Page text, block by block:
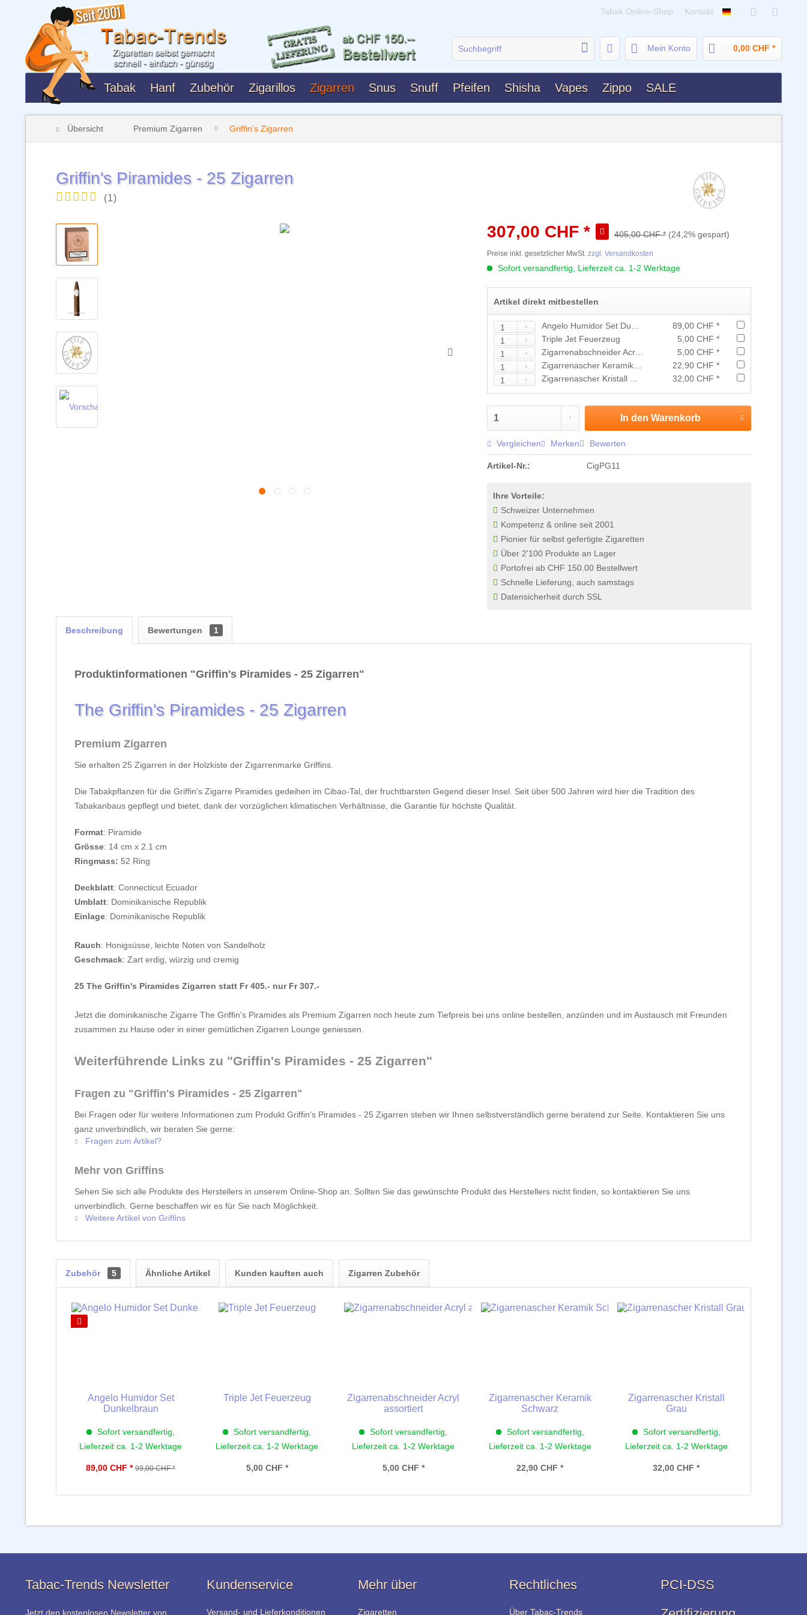
Tabak Online-Shop Kontakt Deutsch
Mein Konto 0,00 CHF *
Tabak Hanf Zubehör Zigarillos Zigarren Snus Snuff Pfeifen Shisha Vapes Zippo SALE
Übersicht Premium Zigarren Griffin's Zigarren
Griffin's Piramides - 25 Zigarren
(1)
307,00 CHF * 405,00 CHF * (24,2% gespart)
Preise inkl. gesetzlicher MwSt. zzgl. Versandkosten
Sofort versandfertig, Lieferzeit ca. 1-2 Werktage
Artikel direkt mitbestellen
89,00 CHF *
Triple Jet Feuerzeug
5,00 CHF *
Zigarrenabschneider Acryl assortiert
5,00 CHF *
Zigarrenascher Keramik Schwarz
22,90 CHF *
32,00 CHF *
In den Warenkorb
Vergleichen Merken Bewerten
Artikel-Nr.: CigPG11
Ihre Vorteile:
Schweizer Unternehmen
Kompetenz & online seit 2001
Pionier für selbst gefertigte Zigaretten
Über 2'100 Produkte an Lager
Portofrei ab CHF 150.00 Bestellwert
Schnelle Lieferung, auch samstags
Datensicherheit durch SSL
Beschreibung Bewertungen 1
Produktinformationen "Griffin's Piramides - 25 Zigarren"
The Griffin's Piramides - 25 Zigarren
Premium Zigarren
Sie erhalten 25 Zigarren in der Holzkiste der Zigarrenmarke Griffins.
Die Tabakpflanzen für die Griffin's Zigarre Piramides gedeihen im Cibao-Tal, der fruchtbarsten Gegend dieser Insel. Seit über 500 Jahren wird hier die Tradition des
Tabakanbaus gepflegt und bietet, dank der vorzüglichen klimatischen Verhältnisse, die Garantie für höchste Qualität.
Format: Piramide
Grösse: 14 cm x 2.1 cm
Ringmass: 52 Ring
Deckblatt: Connecticut Ecuador
Umblatt: Dominikanische Republik
Einlage: Dominikanische Republik
Rauch: Honigsüsse, leichte Noten von Sandelholz
Geschmack: Zart erdig, würzig und cremig
25 The Griffin's Piramides Zigarren statt Fr 405.- nur Fr 307.-
Jetzt die dominikanische Zigarre The Griffin's Piramides als Premium Zigarren noch heute zum Tiefpreis bei uns online bestellen, anzünden und im Austausch mit Freunden
zusammen zu Hause oder in einer gemütlichen Zigarren Lounge geniessen.
Weiterführende Links zu "Griffin's Piramides - 25 Zigarren"
Fragen zu "Griffin's Piramides - 25 Zigarren"
Bei Fragen oder für weitere Informationen zum Produkt Griffin's Piramides - 25 Zigarren stehen wir Ihnen selbstverständlich gerne beratend zur Seite. Kontaktieren Sie uns
ganz unverbindlich, wir beraten Sie gerne:
Fragen zum Artikel?
Mehr von Griffins
Sehen Sie sich alle Produkte des Herstellers in unserem Online-Shop an. Sollten Sie das gewünschte Produkt des Herstellers nicht finden, so kontaktieren Sie uns
unverbindlich. Gerne beschaffen wir es für Sie nach Möglichkeit.
Weitere Artikel von Griffins
Zubehör 5 Ähnliche Artikel Kunden kauften auch Zigarren Zubehör
Angelo Humidor Set
Dunkelbraun
Sofort versandfertig,
Lieferzeit ca. 1-2 Werktage
89,00 CHF * 99,00 CHF *
Triple Jet Feuerzeug
Sofort versandfertig,
Lieferzeit ca. 1-2 Werktage
5,00 CHF *
Zigarrenabschneider Acryl
assortiert
Sofort versandfertig,
Lieferzeit ca. 1-2 Werktage
5,00 CHF *
Zigarrenascher Keramik
Schwarz
Sofort versandfertig,
Lieferzeit ca. 1-2 Werktage
22,90 CHF *
Zigarrenascher Kristall
Grau
Sofort versandfertig,
Lieferzeit ca. 1-2 Werktage
32,00 CHF *
Tabac-Trends Newsletter
Jetzt den kostenlosen Newsletter von
Kundenservice
Versand- und Lieferkonditionen
Mehr über
Zigaretten
Rechtliches
Über Tabac-Trends
PCI-DSS